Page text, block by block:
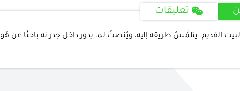
تعليقات
القديم. يتلمَّسُ طريقه إليه، ويُنصتُ لما يدور داخل جدرانه باحثًا عن